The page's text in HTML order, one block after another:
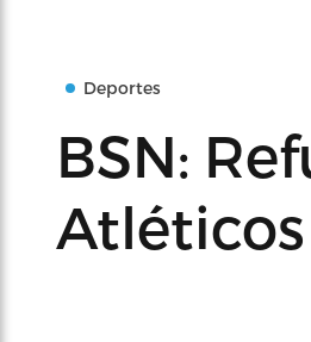
Deportes
BSN:
Atléticos